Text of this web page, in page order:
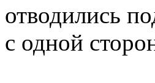
отводились
с одной